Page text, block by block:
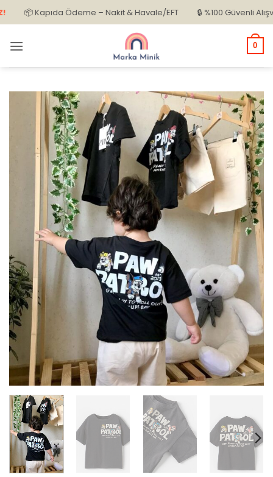
İçeriğe
atla
📦 Kapıda Ödeme – Nakit & Havale/EFT 🔒 %100 Güvenli Alışveriş
0